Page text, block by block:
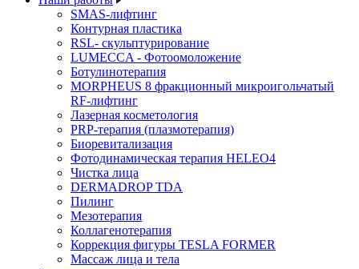
SMAS-лифтинг
Контурная пластика
RSL- скульптурирование
LUMECCA - Фотоомоложение
Ботулинотерапия
MORPHEUS 8 фракционный микроигольчатый
RF-лифтинг
Лазерная косметология
PRP-терапия (плазмотерапия)
Биоревитализация
Фотодинамическая терапия HELEO4
Чистка лица
DERMADROP TDA
Пилинг
Мезотерапия
Коллагенотерапия
Коррекция фигуры TESLA FORMER
Массаж лица и тела